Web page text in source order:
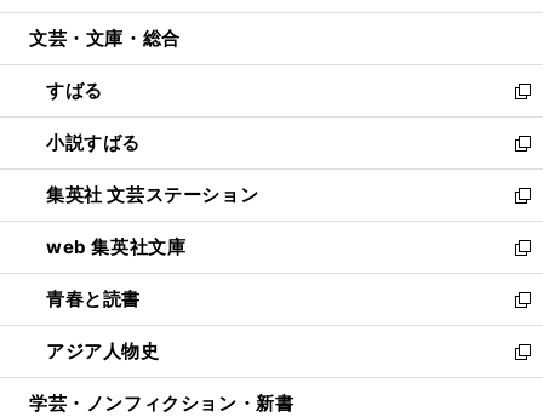
開
ウ
開
く
ン
ウ
で
開
く
ウ
ン
ド
ウ
で
開
く
文芸・文庫・総合
すばる
新
し
い
ウ
ィ
ン
ド
ウ
で
開
く
小説すばる
新
し
い
ウ
ィ
ン
ド
ウ
で
開
集英社 文芸ステーション
新
し
い
ウ
ィ
ン
ド
ウ
web 集英社文庫
新
し
い
ウ
ィ
ン
青春と読書
新
し
い
ウ
アジア人物史
新
し
学芸・ノンフィクション・新書